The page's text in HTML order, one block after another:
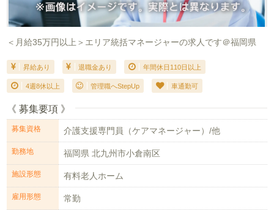
＜月給35万円以上＞エリア統括マネージャーの求人です＠福岡県
昇給あり 退職金あり 年間休日110日以上
4週8休以上 管理職へStepUp 車通勤可
《 募集要項 》
募集資格 介護支援専門員（ケアマネージャー）/他
勤務地 福岡県 北九州市小倉南区
施設形態 有料老人ホーム
雇用形態 常勤